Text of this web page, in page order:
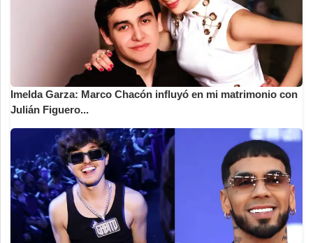
Imelda Garza: Marco Chacón influyó en mi matrimonio con
Julián Figuero...